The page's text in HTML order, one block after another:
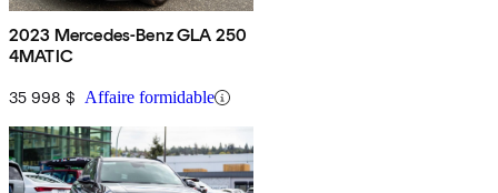
2023 Mercedes-Benz GLA 250
4MATIC
35 998 $ Affaire formidable